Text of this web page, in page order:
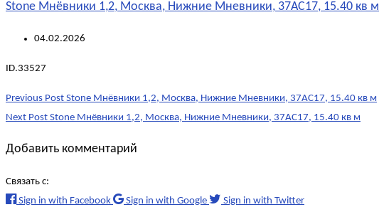
Stone Мнёвники 1,2, Москва, Нижние Мневники, 37АС17, 15.40 кв м
04.02.2026
ID.33527
Post
navigation
Previous Post Stone Мнёвники 1,2, Москва, Нижние Мневники, 37АС17, 15.40 кв м
Next Post Stone Мнёвники 1,2, Москва, Нижние Мневники, 37АС17, 15.40 кв м
Добавить комментарий
Связать с:
Sign in with Facebook
Sign in with Google Sign in with Twitter